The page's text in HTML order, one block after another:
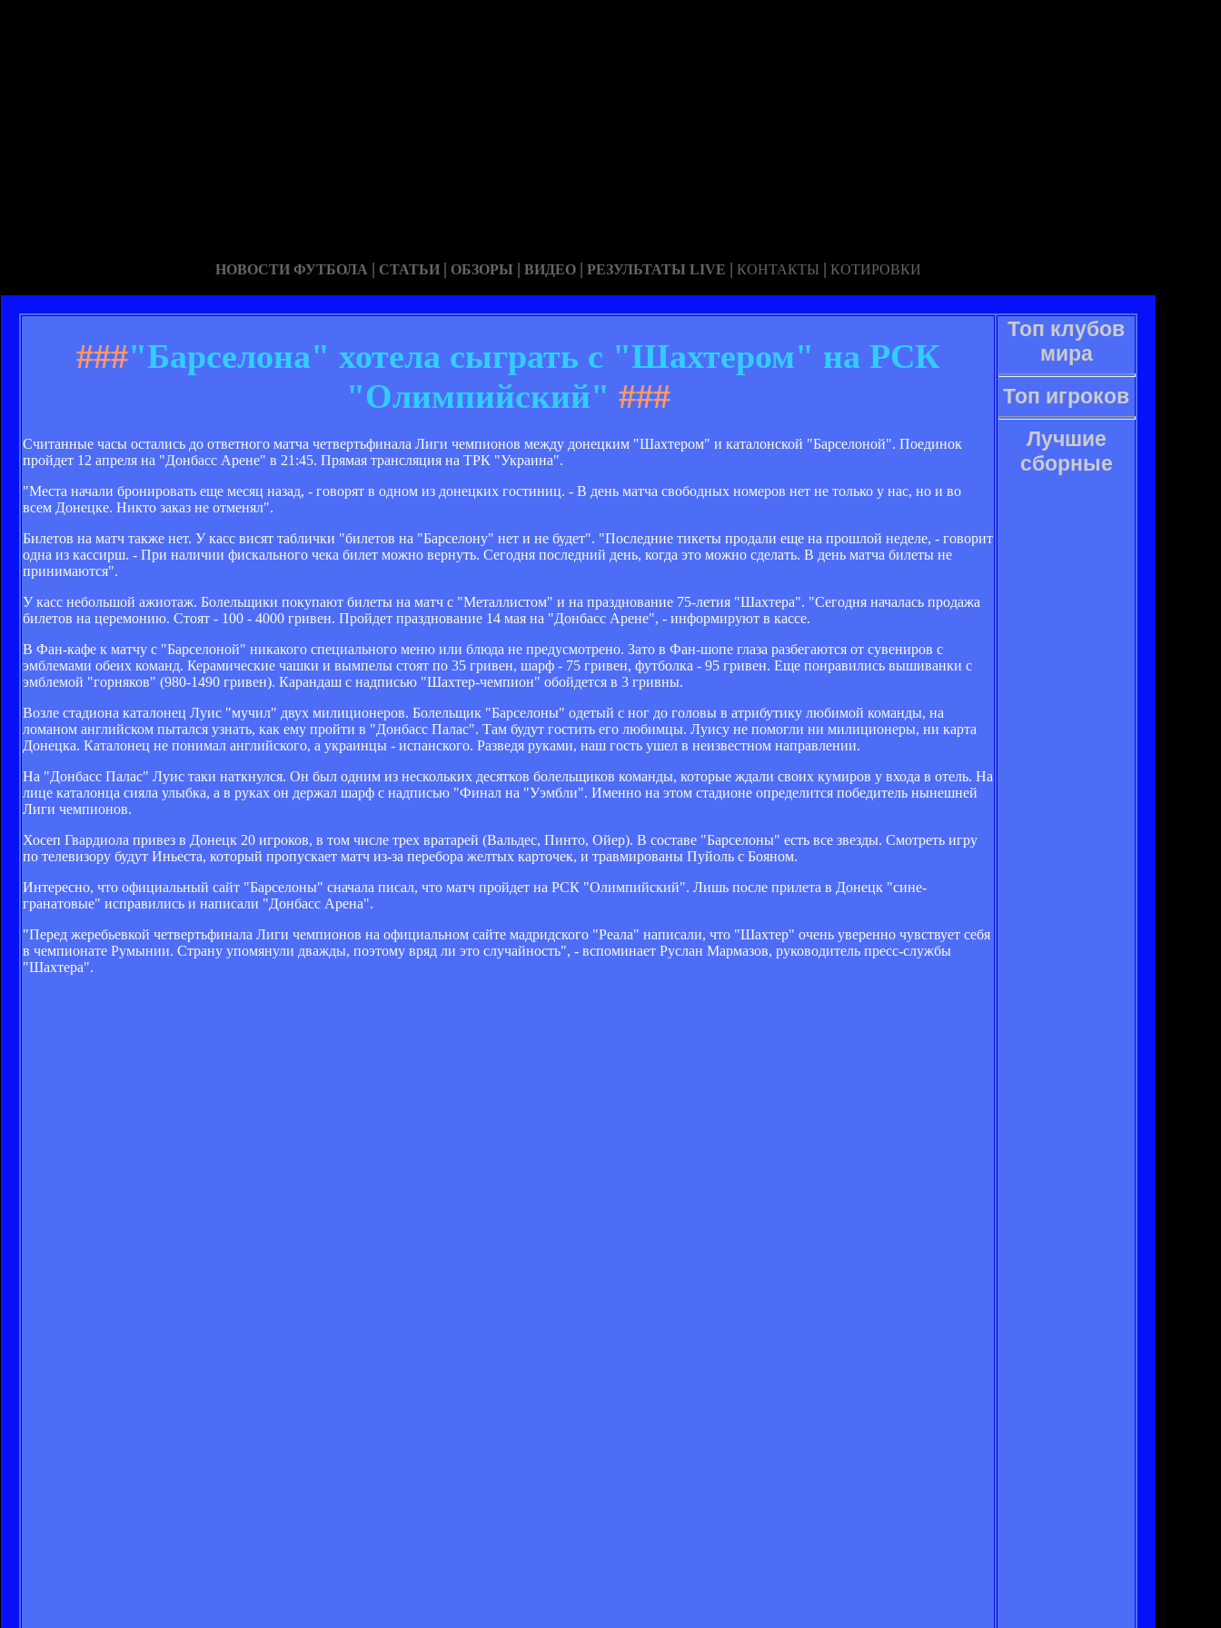
НОВОСТИ ФУТБОЛА | СТАТЬИ | ОБЗОРЫ | ВИДЕО | РЕЗУЛЬТАТЫ LIVE | КОНТАКТЫ | КОТИРОВКИ
###"Барселона" хотела сыграть с "Шахтером" на РСК
"Олимпийский" ###
Считанные часы остались до ответного матча четвертьфинала Лиги чемпионов между донецким "Шахтером" и каталонской "Барселоной". Поединок
пройдет 12 апреля на "Донбасс Арене" в 21:45. Прямая трансляция на ТРК "Украина".
"Места начали бронировать еще месяц назад, - говорят в одном из донецких гостиниц. - В день матча свободных номеров нет не только у нас, но и во
всем Донецке. Никто заказ не отменял".
Билетов на матч также нет. У касс висят таблички "билетов на "Барселону" нет и не будет". "Последние тикеты продали еще на прошлой неделе, - говорит
одна из кассирш. - При наличии фискального чека билет можно вернуть. Сегодня последний день, когда это можно сделать. В день матча билеты не
принимаются".
У касс небольшой ажиотаж. Болельщики покупают билеты на матч с "Металлистом" и на празднование 75-летия "Шахтера". "Сегодня началась продажа
билетов на церемонию. Стоят - 100 - 4000 гривен. Пройдет празднование 14 мая на "Донбасс Арене", - информируют в кассе.
В Фан-кафе к матчу с "Барселоной" никакого специального меню или блюда не предусмотрено. Зато в Фан-шопе глаза разбегаются от сувениров с
эмблемами обеих команд. Керамические чашки и вымпелы стоят по 35 гривен, шарф - 75 гривен, футболка - 95 гривен. Еще понравились вышиванки с
эмблемой "горняков" (980-1490 гривен). Карандаш с надписью "Шахтер-чемпион" обойдется в 3 гривны.
Возле стадиона каталонец Луис "мучил" двух милиционеров. Болельщик "Барселоны" одетый с ног до головы в атрибутику любимой команды, на
ломаном английском пытался узнать, как ему пройти в "Донбасс Палас". Там будут гостить его любимцы. Луису не помогли ни милиционеры, ни карта
Донецка. Каталонец не понимал английского, а украинцы - испанского. Разведя руками, наш гость ушел в неизвестном направлении.
На "Донбасс Палас" Луис таки наткнулся. Он был одним из нескольких десятков болельщиков команды, которые ждали своих кумиров у входа в отель. На
лице каталонца сияла улыбка, а в руках он держал шарф с надписью "Финал на "Уэмбли". Именно на этом стадионе определится победитель нынешней
Лиги чемпионов.
Хосеп Гвардиола привез в Донецк 20 игроков, в том числе трех вратарей (Вальдес, Пинто, Ойер). В составе "Барселоны" есть все звезды. Смотреть игру
по телевизору будут Иньеста, который пропускает матч из-за перебора желтых карточек, и травмированы Пуйоль с Бояном.
Интересно, что официальный сайт "Барселоны" сначала писал, что матч пройдет на РСК "Олимпийский". Лишь после прилета в Донецк "сине-
гранатовые" исправились и написали "Донбасс Арена".
"Перед жеребьевкой четвертьфинала Лиги чемпионов на официальном сайте мадридского "Реала" написали, что "Шахтер" очень уверенно чувствует себя
в чемпионате Румынии. Страну упомянули дважды, поэтому вряд ли это случайность", - вспоминает Руслан Мармазов, руководитель пресс-службы
"Шахтера".
Топ клубов
мира
Топ игроков
Лучшие
сборные